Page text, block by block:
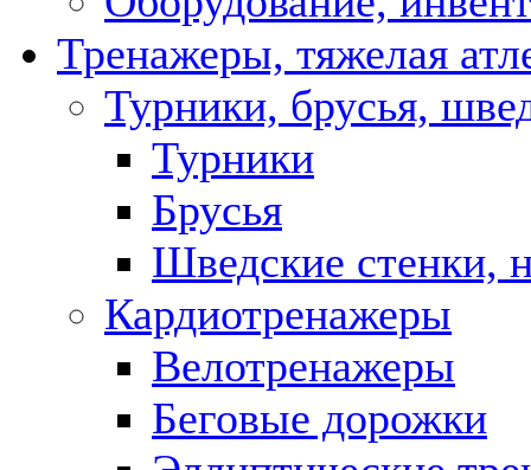
Тренажеры, тяжелая
Турники, брусья,
Турники
Брусья
Шведские стенки,
Кардиотренажеры
Велотренажеры
Беговые дорожки